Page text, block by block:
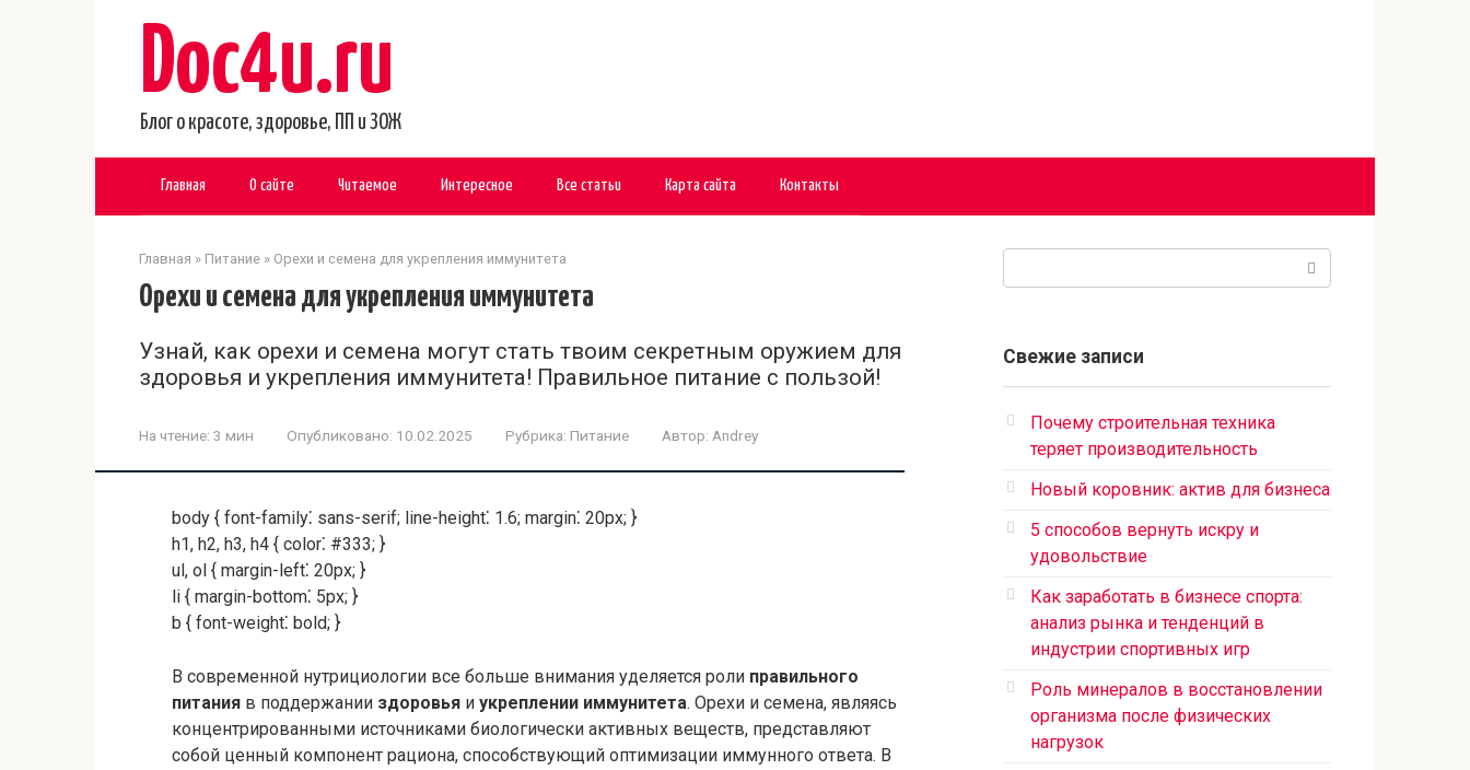
Doc4u.ru
Блог о красоте, здоровье, ПП и ЗОЖ
Главная О сайте Читаемое Интересное Все статьи Карта сайта Контакты
Главная » Питание » Орехи и семена для укрепления иммунитета
Орехи и семена для укрепления иммунитета
Узнай, как орехи и семена могут стать твоим секретным оружием для
здоровья и укрепления иммунитета! Правильное питание с пользой!
На чтение: 3 мин Опубликовано: 10.02.2025 Рубрика: Питание Автор: Andrey
body { font-family⁚ sans-serif; line-height⁚ 1.6; margin⁚ 20px; }
h1, h2, h3, h4 { color⁚ #333; }
ul, ol { margin-left⁚ 20px; }
li { margin-bottom⁚ 5px; }
b { font-weight⁚ bold; }
В современной нутрициологии все больше внимания уделяется роли правильного
питания в поддержании здоровья и укреплении иммунитета. Орехи и семена, являясь
концентрированными источниками биологически активных веществ, представляют
собой ценный компонент рациона, способствующий оптимизации иммунного ответа. В
Свежие записи
Почему строительная техника
теряет производительность
Новый коровник: актив для бизнеса
5 способов вернуть искру и
удовольствие
Как заработать в бизнесе спорта:
анализ рынка и тенденций в
индустрии спортивных игр
Роль минералов в восстановлении
организма после физических
нагрузок